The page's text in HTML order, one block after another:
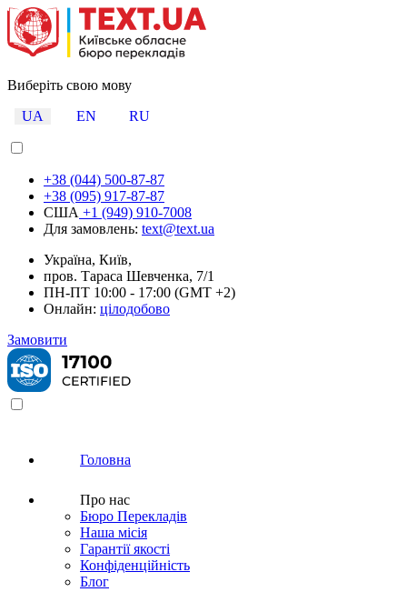
Виберіть свою мову
UA
EN RU
+38 (044) 500-87-87
+38 (095) 917-87-87
США +1 (949) 910-7008
Для замовлень: text@text.ua
Україна, Київ,
пров. Тараса Шевченка, 7/1
ПН-ПТ 10:00 - 17:00 (GMT +2)
Онлайн: цілодобово
Замовити
Головна
Про нас
Бюро Перекладів
Наша місія
Гарантії якості
Конфіденційність
Блог